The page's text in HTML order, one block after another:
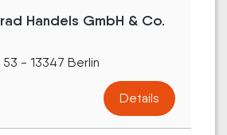
Handels GmbH & Co.
- 13347 Berlin
Details